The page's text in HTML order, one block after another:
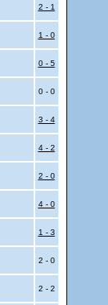
2 - 1
1 - 0
0 - 5
0 - 0
3 - 4
4 - 2
2 - 0
4 - 0
1 - 3
2 - 0
2 - 2